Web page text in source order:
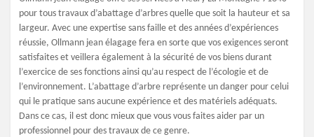
pour tous travaux d’abattage d’arbres quelle que soit la hauteur et sa
largeur. Avec une expertise sans faille et des années d’expériences
réussie, Ollmann jean élagage fera en sorte que vos exigences seront
satisfaites et veillera également à la sécurité de vos biens durant
l’exercice de ses fonctions ainsi qu’au respect de l’écologie et de
l’environnement. L’abattage d’arbre représente un danger pour celui
qui le pratique sans aucune expérience et des matériels adéquats.
Dans ce cas, il est donc mieux que vous vous faites aider par un
professionnel pour des travaux de ce genre.